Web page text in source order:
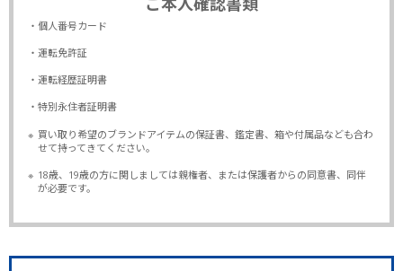
・個人番号カード
・運転免許証
・運転経歴証明書
・特別永住者証明書
※ 買い取り希望のブランドアイテムの保証書、鑑定書、箱や付属品なども合わ
せて持ってきてください。
※ 18歳、19歳の方に関しましては親権者、または保護者からの同意書、同伴
が必要です。